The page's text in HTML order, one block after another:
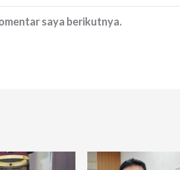
saya berikutnya.